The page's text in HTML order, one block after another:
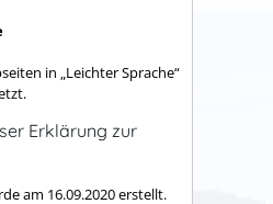
in „Leichter Sprache“
Erklärung zur
am 16.09.2020 erstellt.